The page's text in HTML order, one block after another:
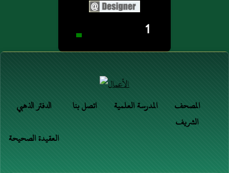
1
الدفتر الذهبي اتصل بنا المدرسة العلمية
المصحف
الشريف
العقيدة الصحيحة